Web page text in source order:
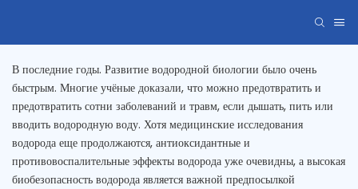
В последние годы. Развитие водородной биологии было очень
быстрым. Многие учёные доказали, что можно предотвратить и
предотвратить сотни заболеваний и травм, если дышать, пить или
вводить водородную воду. Хотя медицинские исследования
водорода еще продолжаются, антиоксидантные и
противовоспалительные эффекты водорода уже очевидны, а высокая
биобезопасность водорода является важной предпосылкой